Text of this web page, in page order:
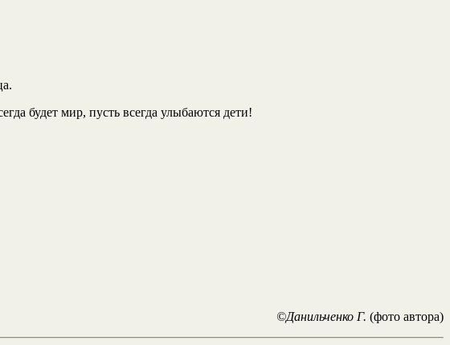
будет мир, пусть всегда улыбаются дети!
©Данильченко Г. (фото автора)